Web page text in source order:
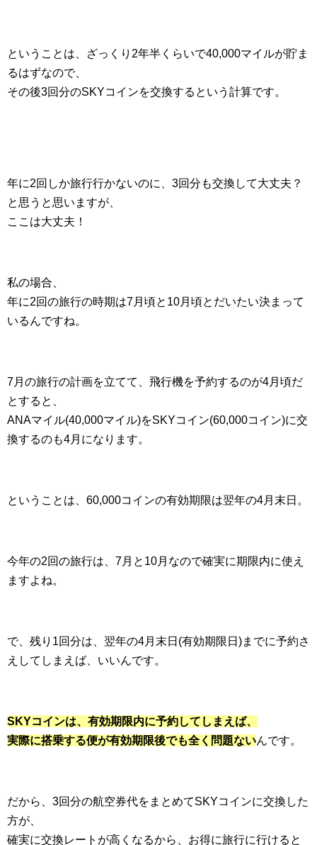
ということは、ざっくり2年半くらいで40,000マイルが貯ま
るはずなので、
その後3回分のSKYコインを交換するという計算です。
年に2回しか旅行行かないのに、3回分も交換して大丈夫？
と思うと思いますが、
ここは大丈夫！
私の場合、
年に2回の旅行の時期は7月頃と10月頃とだいたい決まって
いるんですね。
7月の旅行の計画を立てて、飛行機を予約するのが4月頃だ
とすると、
ANAマイル(40,000マイル)をSKYコイン(60,000コイン)に交
換するのも4月になります。
ということは、60,000コインの有効期限は翌年の4月末日。
今年の2回の旅行は、7月と10月なので確実に期限内に使え
ますよね。
で、残り1回分は、翌年の4月末日(有効期限日)までに予約さ
えしてしまえば、いいんです。
SKYコインは、有効期限内に予約してしまえば、
実際に搭乗する便が有効期限後でも全く問題ないんです。
だから、3回分の航空券代をまとめてSKYコインに交換した
方が、
確実に交換レートが高くなるから、お得に旅行に行けると